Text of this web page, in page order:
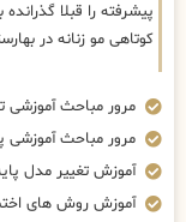
پیشرفته را قبلا
کوتاهی مو زنانه در
مرور مباحث آموزشی
مرور مباحث آموزشی
آموزش تغییر مدل
آموزش روش های